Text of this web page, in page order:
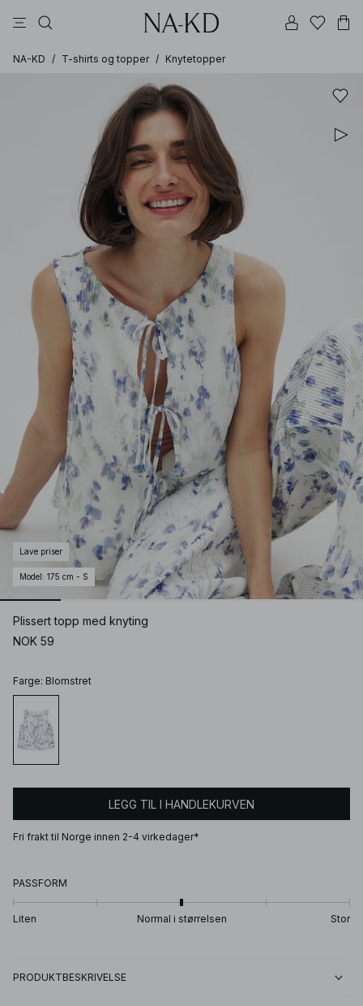
NA-KD / T-shirts og topper / Knytetopper
Lave priser
Model : 175 cm - S
Plissert topp med knyting
NOK 59
Farge: Blomstret
LEGG TIL I HANDLEKURVEN
Fri frakt til Norge innen 2-4 virkedager*
PASSFORM
Liten Normal i størrelsen Stor
PRODUKTBESKRIVELSE